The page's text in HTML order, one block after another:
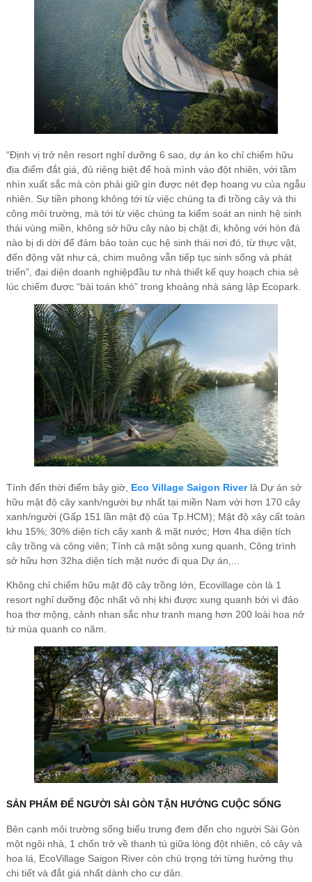
“Định vị trở nên resort nghỉ dưỡng 6 sao, dự án ko chỉ chiếm hữu
địa điểm đắt giá, đủ riêng biệt để hoà mình vào đột nhiên, với tầm
nhìn xuất sắc mà còn phải giữ gìn được nét đẹp hoang vu của ngẫu
nhiên. Sự tiền phong không tới từ việc chúng ta đi trồng cây và thi
công môi trường, mà tới từ việc chúng ta kiểm soát an ninh hệ sinh
thái vùng miền, không sở hữu cây nào bị chặt đi, không với hòn đá
nào bị di dời để đảm bảo toàn cục hệ sinh thái nơi đó, từ thực vật,
đến động vật như cá, chim muông vẫn tiếp tục sinh sống và phát
triển”, đại diện doanh nghiệpđầu tư nhà thiết kế quy hoạch chia sẻ
lúc chiếm được “bài toán khó” trong khoảng nhà sáng lập Ecopark.
Tính đến thời điểm bây giờ, Eco Village Saigon Riverlà Dự án sở
hữu mật độ cây xanh/người bự nhất tại miền Nam với hơn 170 cây
xanh/người (Gấp 151 lần mật độ của Tp.HCM); Mật độ xây cất toàn
khu 15%; 30% diện tích cây xanh & mặt nước; Hơn 4ha diện tích
cây trồng và công viên; Tính cả mặt sông xung quanh, Công trình
sở hữu hơn 32ha diện tích mặt nước đi qua Dự án,...
Không chỉ chiếm hữu mật độ cây trồng lớn, Ecovillage còn là 1
resort nghỉ dưỡng độc nhất vô nhị khi được xung quanh bởi vì đảo
hoa thơ mộng, cảnh nhan sắc như tranh mang hơn 200 loài hoa nở
tứ mùa quanh co năm.
SẢN PHẨM ĐỂ NGƯỜI SÀI GÒN TẬN HƯỞNG CUỘC SỐNG
Bên cạnh môi trường sống biểu trưng đem đến cho người Sài Gòn
một ngôi nhà, 1 chốn trở về thanh tú giữa lòng đột nhiên, cỏ cây và
hoa lá, EcoVillage Saigon River còn chú trọng tới từng hưởng thụ
chi tiết và đắt giá nhất dành cho cư dân.